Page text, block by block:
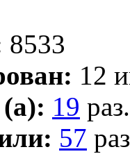
8533
12
19 раз.
57